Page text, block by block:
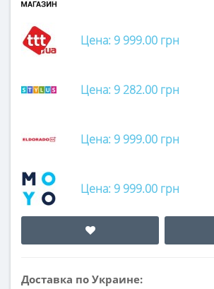
Цена: 9 999.00 грн
Цена: 9 282.00 грн
Цена: 9 999.00 грн
Цена: 9 999.00 грн
Доставка по Украине: